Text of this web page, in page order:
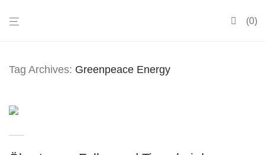
0
Tag Archives: Greenpeace Energy